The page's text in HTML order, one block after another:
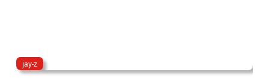
jay-z